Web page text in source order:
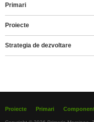
Primari
Proiecte
Strategia de dezvoltare
Proiecte Primari